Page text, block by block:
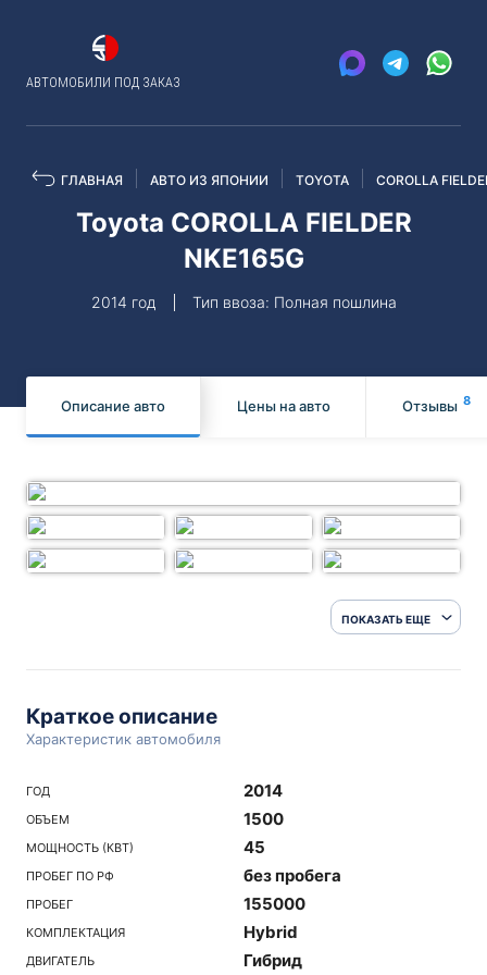
АВТОМОБИЛИ ПОД ЗАКАЗ
ГЛАВНАЯ АВТО ИЗ ЯПОНИИ TOYOTA COROLLA
Toyota COROLLA FIELDER
NKE165G
2014 год Тип ввоза: Полная пошлина
Описание авто Цены на авто Отзывы 8
ПОКАЗАТЬ ЕЩЕ
Краткое описание
Характеристик автомобиля
ГОД 2014
ОБЪЕМ 1500
МОЩНОСТЬ (КВТ) 45
ПРОБЕГ ПО РФ без пробега
ПРОБЕГ 155000
КОМПЛЕКТАЦИЯ Hybrid
ДВИГАТЕЛЬ Гибрид